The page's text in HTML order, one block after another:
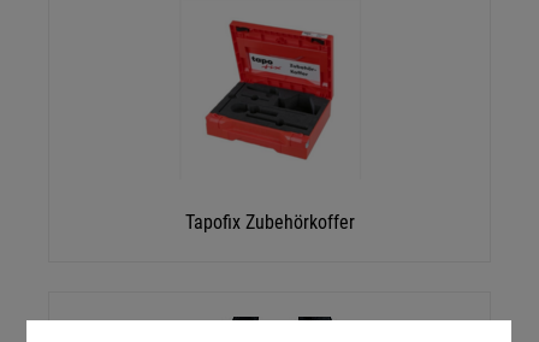
Tapofix Zubehörkoffer